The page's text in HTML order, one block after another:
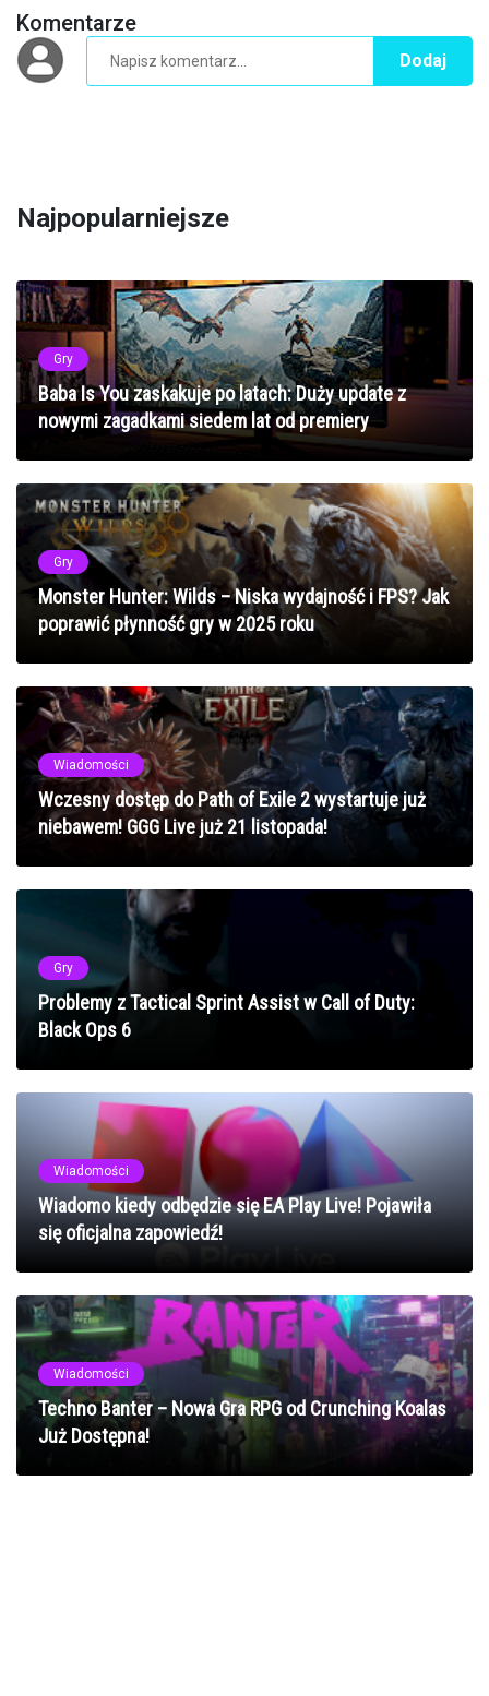
Komentarze
Dodaj
Najpopularniejsze
Gry
Baba Is You zaskakuje po latach: Duży update z
nowymi zagadkami siedem lat od premiery
Gry
Monster Hunter: Wilds – Niska wydajność i FPS? Jak
poprawić płynność gry w 2025 roku
Wiadomości
Wczesny dostęp do Path of Exile 2 wystartuje już
niebawem! GGG Live już 21 listopada!
Gry
Problemy z Tactical Sprint Assist w Call of Duty:
Black Ops 6
Wiadomości
Wiadomo kiedy odbędzie się EA Play Live! Pojawiła
się oficjalna zapowiedź!
Wiadomości
Techno Banter – Nowa Gra RPG od Crunching Koalas
Już Dostępna!